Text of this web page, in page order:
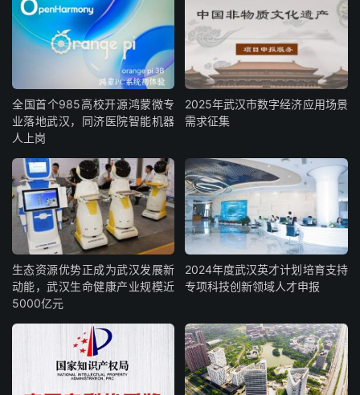
全国首个985高校开源鸿蒙微专
业落地武汉，同济医院智能机器
人上岗
2025年武汉市数字经济应用场景
需求征集
生态资源优势正成为武汉发展新
动能，武汉生命健康产业规模近
5000亿元
2024年度武汉英才计划培育支持
专项科技创新领域人才申报